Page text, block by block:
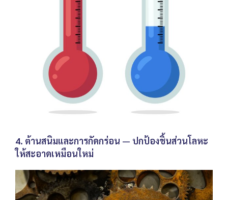
4. ต้านสนิมและการกัดกร่อน — ปกป้องชิ้นส่วนโลหะ
ให้สะอาดเหมือนใหม่